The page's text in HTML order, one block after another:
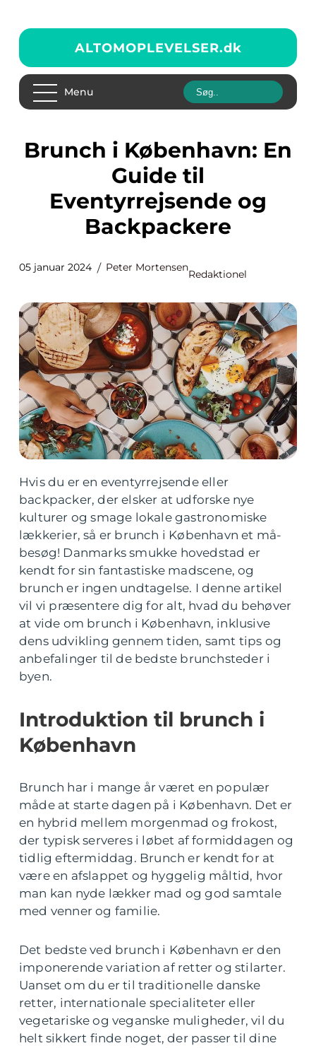
ALTOMOPLEVELSER.dk
Menu
Brunch i København: En
Guide til
Eventyrrejsende og
Backpackere
05 januar 2024 Peter Mortensen
Redaktionel
Hvis du er en eventyrrejsende eller
backpacker, der elsker at udforske nye
kulturer og smage lokale gastronomiske
lækkerier, så er brunch i København et må-
besøg! Danmarks smukke hovedstad er
kendt for sin fantastiske madscene, og
brunch er ingen undtagelse. I denne artikel
vil vi præsentere dig for alt, hvad du behøver
at vide om brunch i København, inklusive
dens udvikling gennem tiden, samt tips og
anbefalinger til de bedste brunchsteder i
byen.
Introduktion til brunch i
København
Brunch har i mange år været en populær
måde at starte dagen på i København. Det er
en hybrid mellem morgenmad og frokost,
der typisk serveres i løbet af formiddagen og
tidlig eftermiddag. Brunch er kendt for at
være en afslappet og hyggelig måltid, hvor
man kan nyde lækker mad og god samtale
med venner og familie.
Det bedste ved brunch i København er den
imponerende variation af retter og stilarter.
Uanset om du er til traditionelle danske
retter, internationale specialiteter eller
vegetariske og veganske muligheder, vil du
helt sikkert finde noget, der passer til dine